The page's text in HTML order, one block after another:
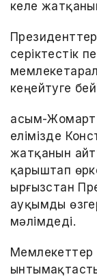
келе
серіктестік
кеңейтуге
Қасым-
елімізде
жатқанын
қарыштап
Қырғызстан
ауқымды
мәлімдеді.
Мемлекеттер